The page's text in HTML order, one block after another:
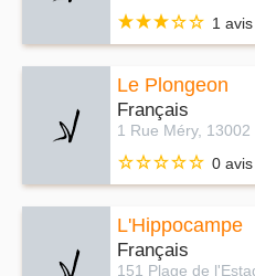
1 avis
Le Plongeon
Français
1 Rue Méry,
0 avis
L'Hippocampe
Français